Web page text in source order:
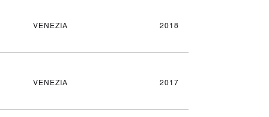
VENEZIA 2018
VENEZIA 2017